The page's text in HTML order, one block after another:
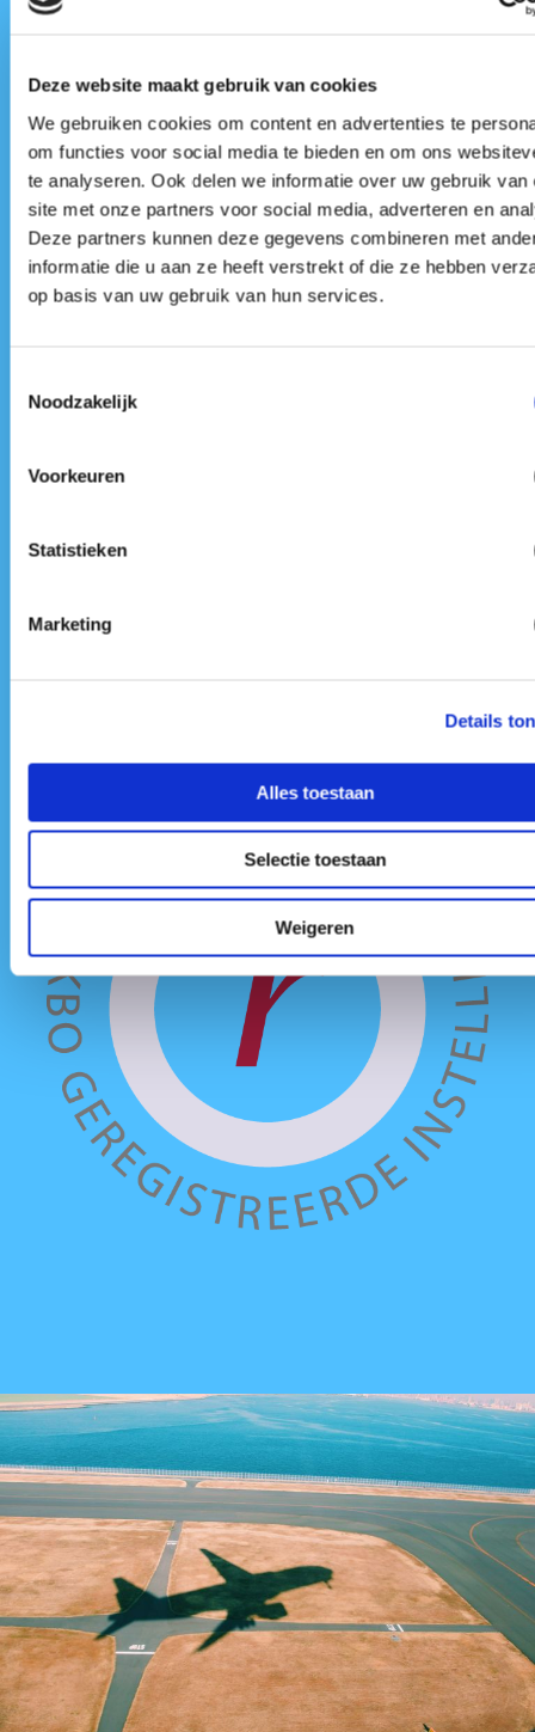
Deze website maakt gebruik van cookies
We gebruiken cookies om content en advertenties te
om functies voor social media te bieden en om ons
te analyseren. Ook delen we informatie over uw gebruik van
site met onze partners voor social media, adverteren en
Deze partners kunnen deze gegevens combineren met
informatie die u aan ze heeft verstrekt of die ze hebben
op basis van uw gebruik van hun services.
Noodzakelijk
Voorkeuren
Statistieken
Marketing
Details
Alles toestaan
Selectie toestaan
Weigeren
De investering voor Presteren onder druk The
Elements / per deelnemer
Deze prijs is op basis van een minimum van 4
personen.
Deze prijs is op basis van een minimum van 4